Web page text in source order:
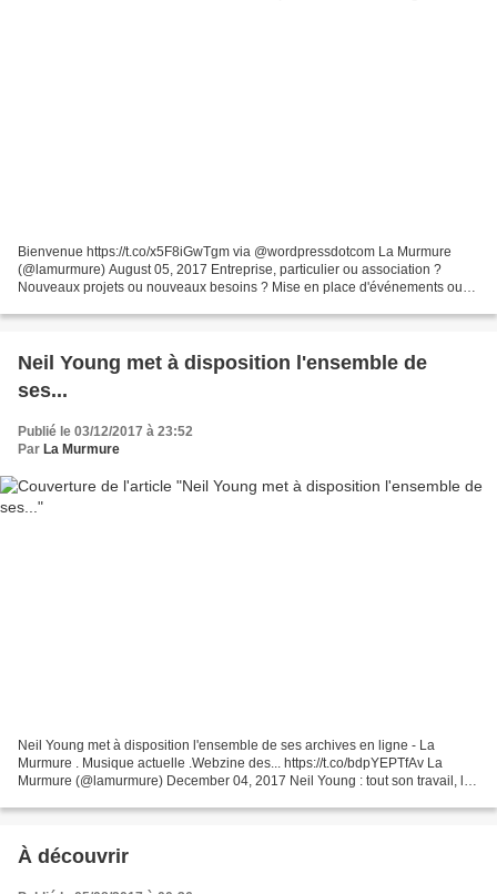
Bienvenue https://t.co/x5F8iGwTgm via @wordpressdotcom La Murmure
(@lamurmure) August 05, 2017 Entreprise, particulier ou association ?
Nouveaux projets ou nouveaux besoins ? Mise en place d'événements ou
Neil Young met à disposition l'ensemble de
ses...
Publié le 03/12/2017 à 23:52
Par La Murmure
Neil Young met à disposition l'ensemble de ses archives en ligne - La
Murmure . Musique actuelle .Webzine des... https://t.co/bdpYEPTfAv La
Murmure (@lamurmure) December 04, 2017 Neil Young : tout son travail, la
À découvrir